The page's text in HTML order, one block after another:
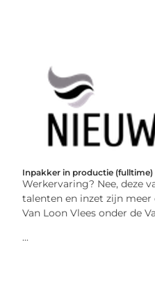
Inpakker in productie (fulltime)
Werkervaring? Nee, deze
talenten en inzet zijn
Van Loon Vlees onder de
...